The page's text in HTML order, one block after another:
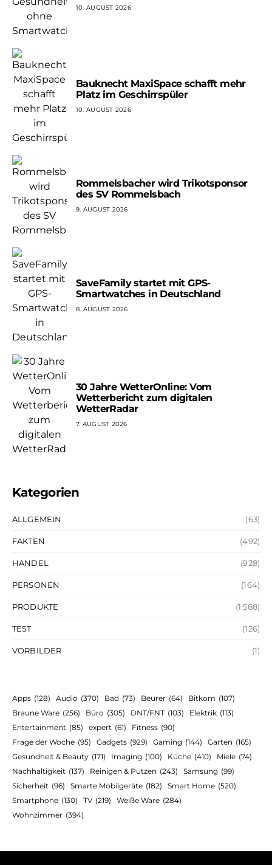
10. AUGUST 2026
Bauknecht MaxiSpace schafft mehr
Platz im Geschirrspüler
10. AUGUST 2026
Rommelsbacher wird Trikotsponsor
des SV Rommelsbach
9. AUGUST 2026
SaveFamily startet mit GPS-
Smartwatches in Deutschland
8. AUGUST 2026
30 Jahre WetterOnline: Vom
Wetterbericht zum digitalen
WetterRadar
7. AUGUST 2026
Kategorien
ALLGEMEIN (63)
FAKTEN (492)
HANDEL (928)
PERSONEN (164)
PRODUKTE (1.588)
TEST (126)
VORBILDER (1)
Apps (128) Audio (370) Bad (73) Beurer (64) Bitkom (107)
Braune Ware (256) Büro (305) DNT/FNT (103) Elektrik (113)
Entertainment (85) expert (61) Fitness (90)
Frage der Woche (95) Gadgets (929) Gaming (144) Garten (165)
Gesundheit & Beauty (171) Imaging (100) Küche (410) Miele (74)
Nachhaltigkeit (137) Reinigen & Putzen (243) Samsung (99)
Sicherheit (96) Smarte Mobilgeräte (182) Smart Home (520)
Smartphone (130) TV (219) Weiße Ware (284)
Wohnzimmer (394)